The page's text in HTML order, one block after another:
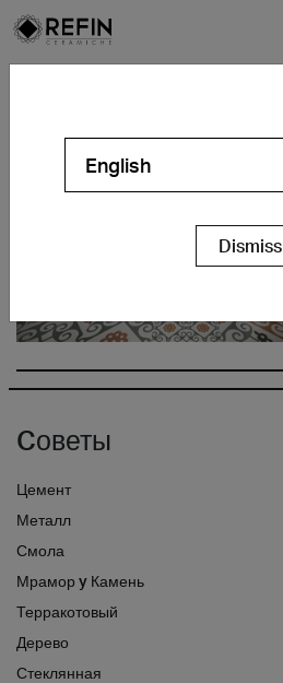
Cоветы
Цемент
Металл
Смола
Мрамор y Камень
Терракотовый
Дерево
Стеклянная
English
Dismiss